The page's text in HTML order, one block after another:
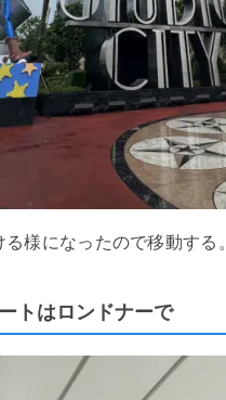
様になったので移動する。
トはロンドナーで